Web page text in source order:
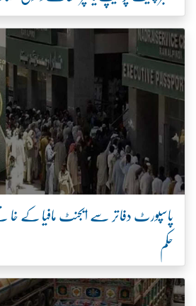
پاسپورٹ دفاتر سے ایجنٹ مافیا کے
حکم